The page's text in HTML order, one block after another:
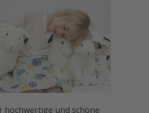
hochwertige und schöne